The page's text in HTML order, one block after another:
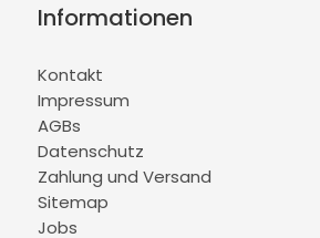
Informationen
Kontakt
Impressum
AGBs
Datenschutz
Zahlung und Versand
Sitemap
Jobs